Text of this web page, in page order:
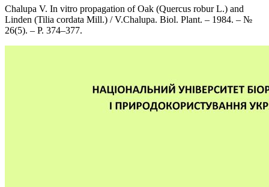
Chalupa V. In vitro propagation of Oak (Quercus robur L.) and
Linden (Tilia cordata Mill.) / V.Chalupa. Biol. Plant. – 1984. – №
26(5). – P. 374–377.